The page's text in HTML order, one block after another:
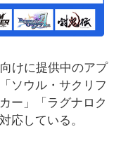
けに提供中のアプ
ソウル・サクリフ
ー」「ラグナロク
応している。